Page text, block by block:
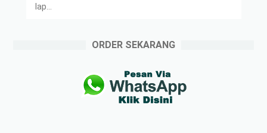
lap…
ORDER SEKARANG